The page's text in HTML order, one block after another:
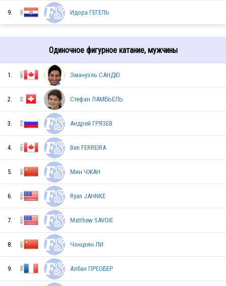
JPN
JPN
UKR
CHN
HUN
9. Идора ГЕГЕЛЬ
Одиночное фигурное катание, мужчины
1. Эмануэль САНДЮ
2. Стефан ЛАМБЬЕЛЬ
3. Андрей ГРЯЗЕВ
4. Ben FERREIRA
5. Мин ЧЖАН
6. Ryan JAHNKE
7. Matthew SAVOIE
8. Чэнцзян ЛИ
9. Албан ПРЕОБЕР